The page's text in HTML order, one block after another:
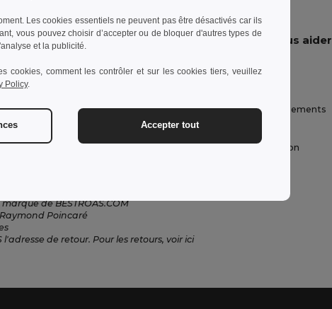
de BESTROAS.COM
Poincaré
l'adresse de retour. Pour les retours, voir ici
Laissez-nous vous aider
Centre d'aide (FAQ)
Retours et remboursements
Glossaire
Méthodes d'expédition
Les cookies essentiels ne peuvent pas être désactivés car ils
vous pouvez choisir d’accepter ou de bloquer d'autres types de
et la publicité.
cookies, comment les contrôler et sur les cookies tiers, veuillez
Policy.
Accepter tout